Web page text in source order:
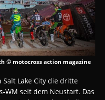
© motocross action magazine
Lake City die dritte
WM seit dem Neustart. Das